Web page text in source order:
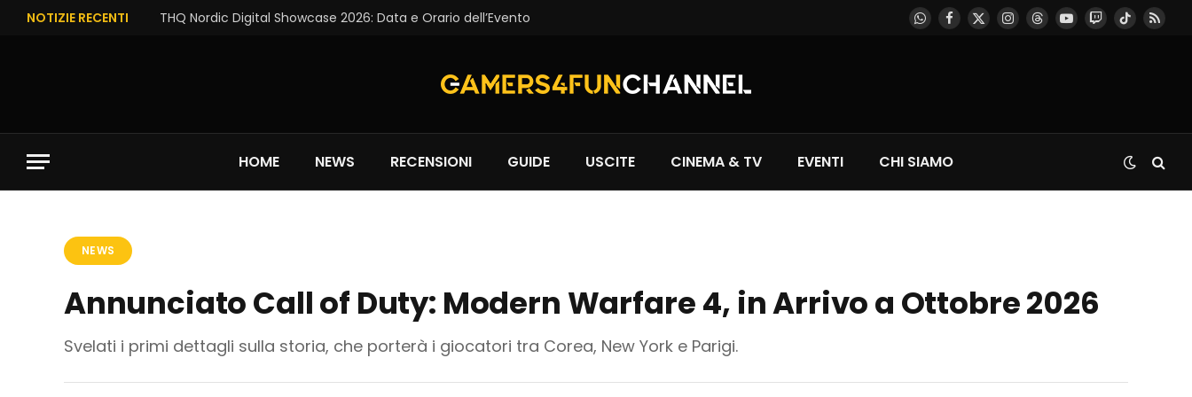
NOTIZIE RECENTI THQ Nordic Digital Showcase 2026: Data e Orario dell’Evento WhatsApp
Facebook
X
Instagram
ThreadsYouTube
TwitchTikTok
RSS
HOME NEWS RECENSIONI GUIDE USCITE CINEMA & TV EVENTI CHI SIAMO
NEWS
Annunciato Call of Duty: Modern Warfare 4, in Arrivo a Ottobre 2026
Svelati i primi dettagli sulla storia, che porterà i giocatori tra Corea, New York e Parigi.